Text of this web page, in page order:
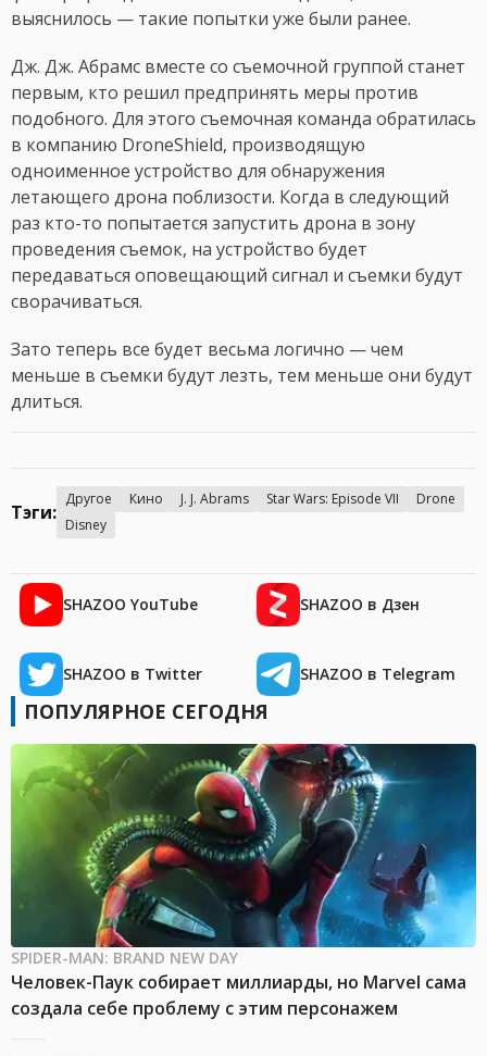
выяснилось — такие попытки уже были ранее.
Дж. Дж. Абрамс вместе со съемочной группой станет
первым, кто решил предпринять меры против
подобного. Для этого съемочная команда обратилась
в компанию DroneShield, производящую
одноименное устройство для обнаружения
летающего дрона поблизости. Когда в следующий
раз кто-то попытается запустить дрона в зону
проведения съемок, на устройство будет
передаваться оповещающий сигнал и съемки будут
сворачиваться.
Зато теперь все будет весьма логично — чем
меньше в съемки будут лезть, тем меньше они будут
длиться.
Тэги:
Другое Кино J. J. Abrams Star Wars: Episode VII
Drone
Disney
SHAZOO YouTube SHAZOO в Дзен
SHAZOO в Twitter SHAZOO в Telegram
ПОПУЛЯРНОЕ СЕГОДНЯ
SPIDER-MAN: BRAND NEW DAY
Человек-Паук собирает миллиарды, но Marvel сама
создала себе проблему с этим персонажем